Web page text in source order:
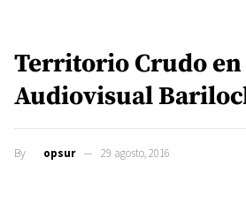
Territorio Crudo en
Audiovisual
By opsur 29 agosto, 2016